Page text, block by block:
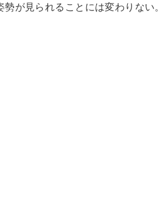
が見られることには変わりない。